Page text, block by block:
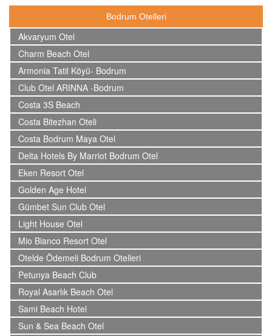
Bodrum Otelleri
Akvaryum Otel
Charm Beach Otel
Armonia Tatil Köyü- Bodrum
Club Otel ARINNA -Bodrum
Costa 3S Beach
Costa Bitezhan Oteli
Costa Bodrum Maya Otel
Delta Hotels By Marriot Bodrum Otel
Eken Resort Otel
Golden Age Hotel
Gümbet Sun Club Otel
Light House Otel
Mio Bianco Resort Otel
Otelde Ödemeli Bodrum Otelleri
Petunya Beach Club
Royal Asarlık Beach Otel
Sami Beach Hotel
Sun & Sea Beach Otel